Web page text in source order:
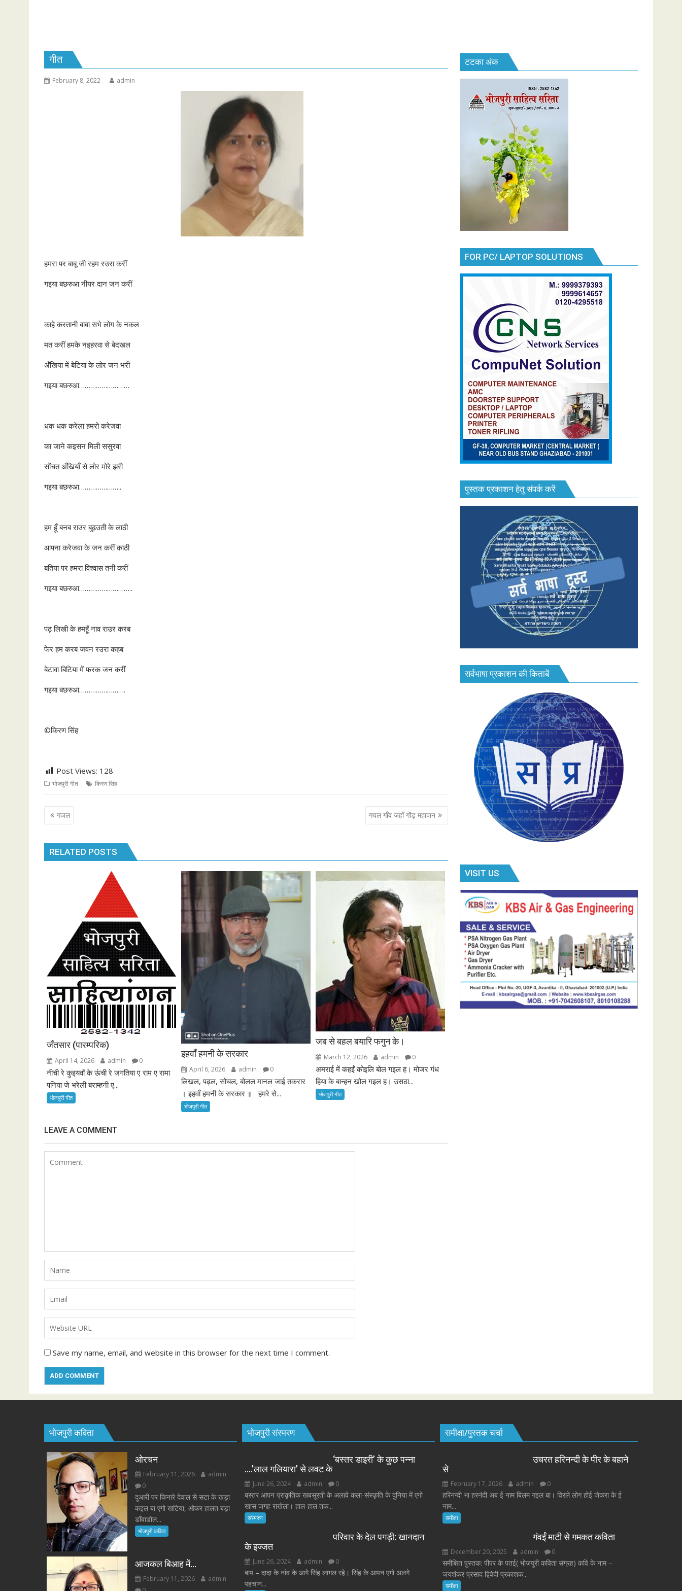
गीत
February 8, 2022 admin
हमरा पर बाबू जी रहम रउरा करीं
गइया बछरुआ नीयर दान जन करीं
काहे करतानी बाबा सभे लोग के नकल
मत करीं हमके नइहरवा से बेदखल
अँखिया में बेटिया के लोर जन भरी
गइया बछरुआ………………………
धक धक करेला हमरो करेजवा
का जाने कइसन मिली ससुरवा
सोंचत अँखियाँ से लोर मोरे झरी
गइया बछरुआ…………………..
हम हूँ बनब राउर बुढ़उती के लाठी
आपना करेजवा के जन करीं काठी
बतिया पर हमरा विश्वास तनी करीं
गइया बछरुआ………………………..
पढ़ लिखी के हमहूँ नाव राउर करब
फेर हम करब जवन रउरा कहब
बेटावा बिटिया में फरक जन करीं
गइया बछरुआ…………………….
©किरण सिंह
Post Views: 128
भोजपुरी गीत किरण सिंह
P
o
s
o
n
गजल गयल गाँव जहाँ गोंड़ महाजन
RELATED POSTS
जँतसार (पारम्परिक)
April 14, 2026 admin 0
नीची रे कुइयवाँ के ऊंची रे जगतिया ए राम ए रामा
पनिया जे भरेली बराम्हनी ए...
भोजपुरी गीत
इहवाँ हमनी के सरकार
April 6, 2026 admin 0
लिखल, पढ़ल, सोचल, बोलल मानल जाई तकरार
। इहवाँ हमनी के सरकार ॥ हमरे से...
भोजपुरी गीत
जब से बहल बयारि फगुन के।
March 12, 2026 admin 0
अमराई में कहईं कोइलि बोल गइल ह। मोजर गंध
हिया के बान्हन खोल गइल ह। उसठा...
भोजपुरी गीत
LEAVE A COMMENT
Save my name, email, and website in this browser for the next time I comment.
टटका अंक
FOR PC/ LAPTOP SOLUTIONS
पुस्तक प्रकाशन हेतु संपर्क करें
सर्वभाषा प्रकाशन की किताबें
VISIT US
भोजपुरी कविता
ओरचन
February 11, 2026
admin
0
दुआरी पर किनारे देवाल से सटा के खड़ा
कइल बा एगो खटिया, ओकर हालत बड़ा
डाँवाडोल...
भोजपुरी कविता
आजकल बिआह में…
February 11, 2026
admin
भोजपुरी संस्मरण
‘बस्तर डाइरी’ के कुछ पन्ना
….’लाल गलियारा’ से लवट के
June 26, 2024 admin 0
बस्तर आपन प्राकृतिक खबसूरती के अलावे कला-संस्कृति के दुनिया में एगो
खास जगह राखेला। हाल-हाल तक...
संस्मरण
परिवार के देल पगड़ी: खानदान
के इज्जत
June 26, 2024 admin 0
बाप – दादा के नांव के आगे सिंह लागल रहे। सिंह के आपन एगो अलगे
पहचान...
समीक्षा/पुस्तक चर्चा
उचरत हरिनन्दी के पीर के बहाने
से
February 17, 2026 admin 0
हरिनन्दी भा हरनंदी अब ई नाम बिलम गइल बा। विरले लोग होई जेकरा के ई
नाम...
समीक्षा
गंवईं माटी से गमकत कविता
December 20, 2025 admin 0
समीक्षित पुस्तक: पीपर के पतई( भोजपुरी कविता संग्रह) कवि के नाम –
जयशंकर प्रसाद द्विवेदी प्रकाशक...
समीक्षा